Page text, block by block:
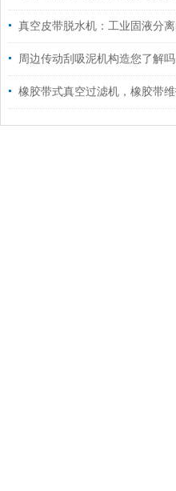
周边传动刮吸泥机构造您了解吗